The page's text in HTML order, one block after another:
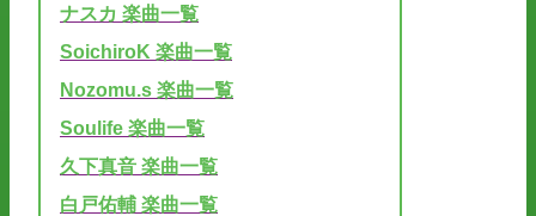
ナスカ 楽曲一覧
SoichiroK 楽曲一覧
Nozomu.s 楽曲一覧
Soulife 楽曲一覧
久下真音 楽曲一覧
白戸佑輔 楽曲一覧